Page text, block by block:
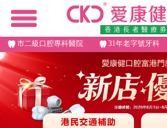
香港長者醫療券
市二級口腔專科醫院 31年老字號牙科